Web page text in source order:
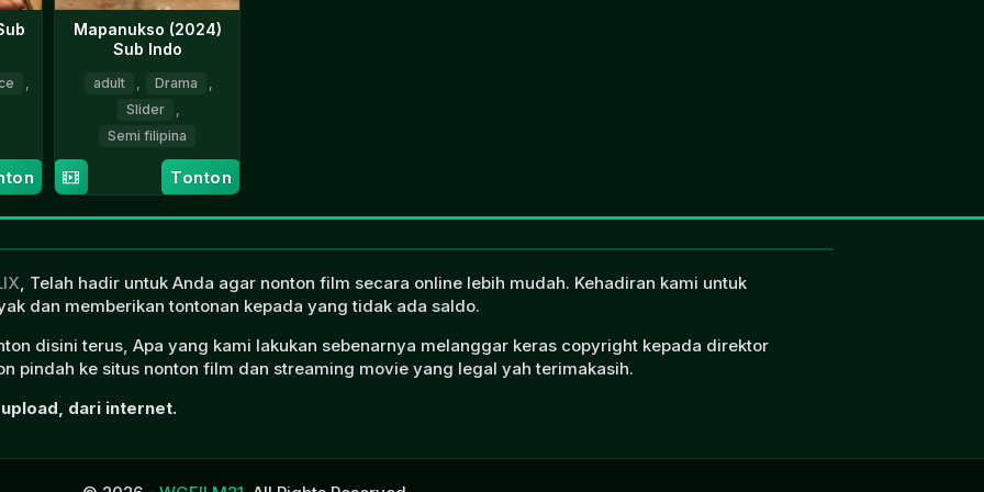
,
Mapanukso (2024)
Sub Indo
adult , Drama
,
Slider
,
Semi filipina
Mar
2024
Jose
Abdel
Langit
Tonton
, Telah hadir untuk Anda agar nonton film secara online lebih mudah. Kehadiran kami untuk
dan memberikan tontonan kepada yang tidak ada saldo.
disini terus, Apa yang kami lakukan sebenarnya melanggar keras copyright kepada direktor
pindah ke situs nonton film dan streaming movie yang legal yah terimakasih.
dari internet.